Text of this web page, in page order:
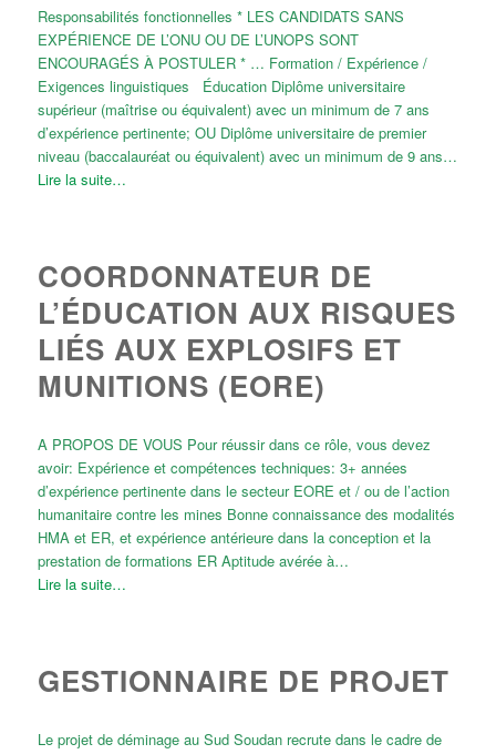
Responsabilités fonctionnelles * LES CANDIDATS SANS
EXPÉRIENCE DE L’ONU OU DE L’UNOPS SONT
ENCOURAGÉS À POSTULER * … Formation / Expérience /
Exigences linguistiques Éducation Diplôme universitaire
supérieur (maîtrise ou équivalent) avec un minimum de 7 ans
d’expérience pertinente; OU Diplôme universitaire de premier
niveau (baccalauréat ou équivalent) avec un minimum de 9 ans…
Lire la suite…
COORDONNATEUR DE
L’ÉDUCATION AUX RISQUES
LIÉS AUX EXPLOSIFS ET
MUNITIONS (EORE)
A PROPOS DE VOUS Pour réussir dans ce rôle, vous devez
avoir: Expérience et compétences techniques: 3+ années
d’expérience pertinente dans le secteur EORE et / ou de l’action
humanitaire contre les mines Bonne connaissance des modalités
HMA et ER, et expérience antérieure dans la conception et la
prestation de formations ER Aptitude avérée à…
Lire la suite…
GESTIONNAIRE DE PROJET
Le projet de déminage au Sud Soudan recrute dans le cadre de